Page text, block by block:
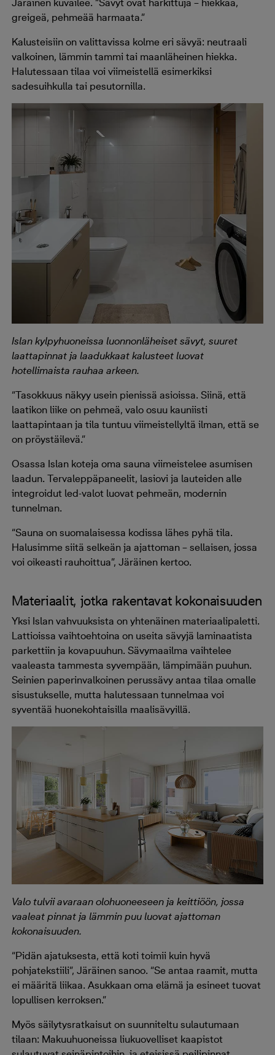
greigeä, pehmeää harmaata.”
Kalusteisiin on valittavissa kolme eri sävyä: neutraali
valkoinen, lämmin tammi tai maanläheinen hiekka.
Halutessaan tilaa voi viimeistellä esimerkiksi
sadesuihkulla tai pesutornilla.
Islan kylpyhuoneissa luonnonläheiset sävyt, suuret
laattapinnat ja laadukkaat kalusteet luovat
hotellimaista rauhaa arkeen.
“Tasokkuus näkyy usein pienissä asioissa. Siinä, että
laatikon liike on pehmeä, valo osuu kauniisti
laattapintaan ja tila tuntuu viimeistellyltä ilman, että se
on pröystäilevä.”
Osassa Islan koteja oma sauna viimeistelee asumisen
laadun. Tervaleppäpaneelit, lasiovi ja lauteiden alle
integroidut led-valot luovat pehmeän, modernin
tunnelman.
“Sauna on suomalaisessa kodissa lähes pyhä tila.
Halusimme siitä selkeän ja ajattoman – sellaisen, jossa
voi oikeasti rauhoittua”, Järäinen kertoo.
Materiaalit, jotka rakentavat kokonaisuuden
Yksi Islan vahvuuksista on yhtenäinen materiaalipaletti.
Lattioissa vaihtoehtoina on useita sävyjä laminaatista
parkettiin ja kovapuuhun. Sävymaailma vaihtelee
vaaleasta tammesta syvempään, lämpimään puuhun.
Seinien paperinvalkoinen perussävy antaa tilaa omalle
sisustukselle, mutta halutessaan tunnelmaa voi
syventää huonekohtaisilla maalisävyillä.
Valo tulvii avaraan olohuoneeseen ja keittiöön, jossa
vaaleat pinnat ja lämmin puu luovat ajattoman
kokonaisuuden.
“Pidän ajatuksesta, että koti toimii kuin hyvä
pohjatekstiili”, Järäinen sanoo. “Se antaa raamit, mutta
ei määritä liikaa. Asukkaan oma elämä ja esineet tuovat
lopullisen kerroksen.”
Myös säilytysratkaisut on suunniteltu sulautumaan
tilaan: Makuuhuoneissa liukuovelliset kaapistot